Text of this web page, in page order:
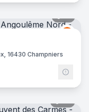
Ibis
16430 Champniers